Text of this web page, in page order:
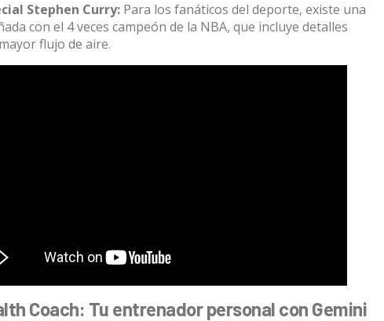
Stephen Curry: Para los fanáticos del deporte, existe una
con el 4 veces campeón de la NBA, que incluye detalles
flujo de aire.
Coach: Tu entrenador personal con Gemini